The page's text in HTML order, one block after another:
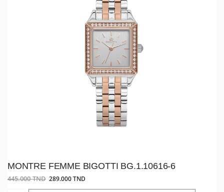
MONTRE FEMME BIGOTTI BG.1.10616-6
445.000 TND 289.000 TND